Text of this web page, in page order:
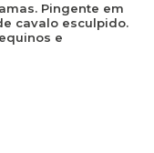
Pingente em
cavalo esculpido.
e